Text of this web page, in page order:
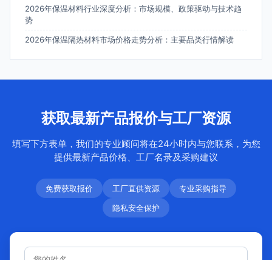
2026年保温材料行业深度分析：市场规模、政策驱动与技术趋
势
2026年保温隔热材料市场价格走势分析：主要品类行情解读
获取最新产品报价与工厂资源
填写下方表单，我们的专业顾问将在24小时内与您联系，为您
提供最新产品价格、工厂名录及采购建议
免费获取报价 工厂直供资源
专业采购指导
隐私安全保护